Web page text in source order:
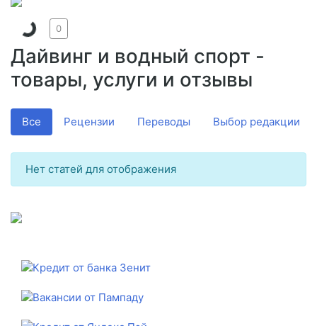
Дайвинг и водный спорт -
товары, услуги и отзывы
0
Все Рецензии Переводы Выбор редакции
Нет статей для отображения